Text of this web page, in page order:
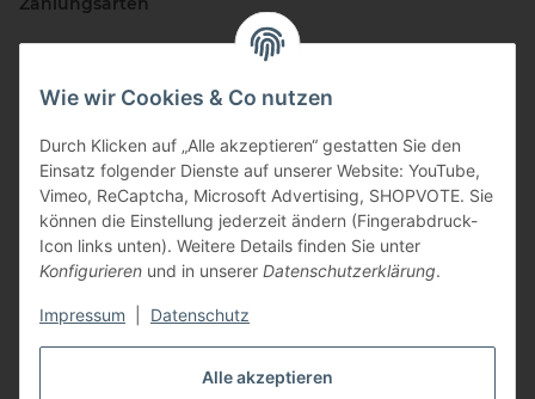
Alle akzeptieren
Wie wir Cookies & Co nutzen
Durch Klicken auf „Alle akzeptieren“ gestatten Sie den
Einsatz folgender Dienste auf unserer Website: YouTube,
Vimeo, ReCaptcha, Microsoft Advertising, SHOPVOTE. Sie
können die Einstellung jederzeit ändern (Fingerabdruck-
Icon links unten). Weitere Details finden Sie unter
Konfigurieren und in unserer Datenschutzerklärung.
Impressum Datenschutz
Vertriebspartner